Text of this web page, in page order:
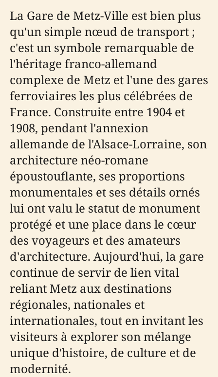
La Gare de Metz-Ville est bien plus
qu'un simple nœud de transport ;
c'est un symbole remarquable de
l'héritage franco-allemand
complexe de Metz et l'une des gares
ferroviaires les plus célébrées de
France. Construite entre 1904 et
1908, pendant l'annexion
allemande de l'Alsace-Lorraine, son
architecture néo-romane
époustouflante, ses proportions
monumentales et ses détails ornés
lui ont valu le statut de monument
protégé et une place dans le cœur
des voyageurs et des amateurs
d'architecture. Aujourd'hui, la gare
continue de servir de lien vital
reliant Metz aux destinations
régionales, nationales et
internationales, tout en invitant les
visiteurs à explorer son mélange
unique d'histoire, de culture et de
modernité.